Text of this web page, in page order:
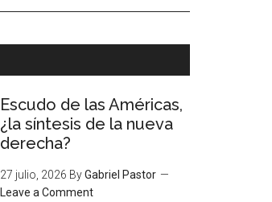
Escudo de las Américas,
¿la síntesis de la nueva
derecha?
27 julio, 2026 ByGabriel Pastor
Leave a Comment